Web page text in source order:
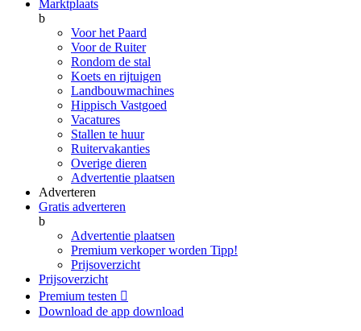
Marktplaats
b
Voor het Paard
Voor de Ruiter
Rondom de stal
Koets en rijtuigen
Landbouwmachines
Hippisch Vastgoed
Vacatures
Stallen te huur
Ruitervakanties
Overige dieren
Advertentie plaatsen
Adverteren
Gratis adverteren
b
Advertentie plaatsen
Premium verkoper worden Tipp!
Prijsoverzicht
Prijsoverzicht
Premium testen 
Download de app download